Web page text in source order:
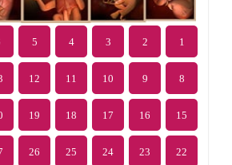
1
2
3
4
5
8
9
10
11
12
15
16
17
18
19
22
23
24
25
26